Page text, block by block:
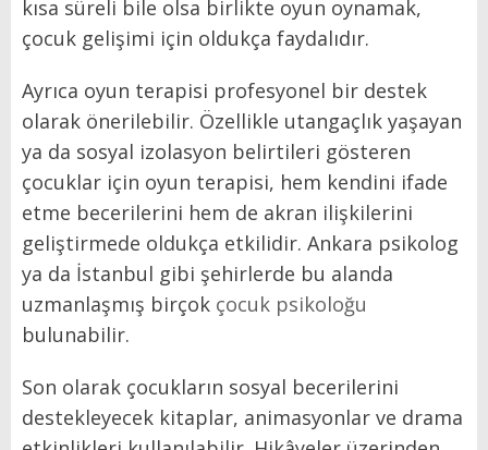
kısa süreli bile olsa birlikte oyun oynamak,
çocuk gelişimi için oldukça faydalıdır.
Ayrıca oyun terapisi profesyonel bir destek
olarak önerilebilir. Özellikle utangaçlık yaşayan
ya da sosyal izolasyon belirtileri gösteren
çocuklar için oyun terapisi, hem kendini ifade
etme becerilerini hem de akran ilişkilerini
geliştirmede oldukça etkilidir. Ankara psikolog
ya da İstanbul gibi şehirlerde bu alanda
uzmanlaşmış birçok çocuk psikoloğu
bulunabilir.
Son olarak çocukların sosyal becerilerini
destekleyecek kitaplar, animasyonlar ve drama